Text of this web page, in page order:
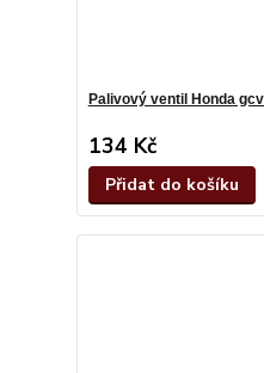
Palivový ventil Honda
134 Kč
Přidat do košíku